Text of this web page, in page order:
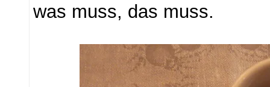
was muss, das muss.